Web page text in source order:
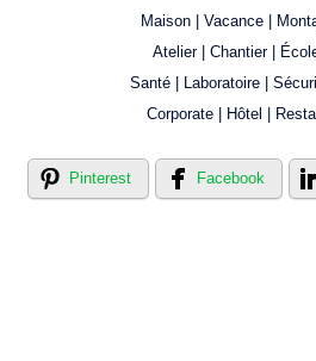
Maison | Vacance |
Atelier | Chantier |
Santé | Laboratoire |
Corporate | Hôtel |
Pinterest Facebook